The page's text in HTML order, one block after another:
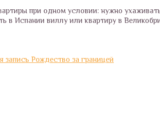
при одном условии: нужно
в Испании виллу или квартиру в
запись Рождество за границей